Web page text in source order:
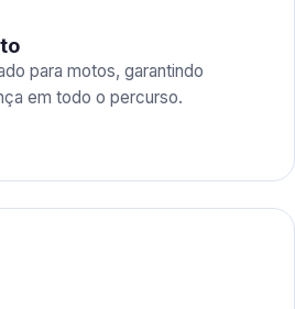
para motos, garantindo
em todo o percurso.